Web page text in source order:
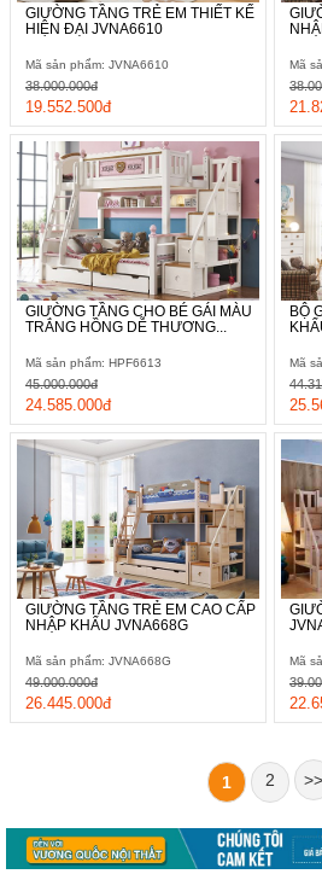
GIƯỜNG TẦNG TRẺ EM THIẾT KẾ
HIỆN ĐẠI JVNA6610
Mã sản phẩm: JVNA6610
19.552.500đ
38.000.000đ
Mã
GIƯỜNG TẦNG CHO BÉ GÁI MÀU
TRẮNG HỒNG DỄ THƯƠNG...
Mã sản phẩm: HPF6613
24.585.000đ
45.000.000đ
BỘ
Mã
GIƯỜNG TẦNG TRẺ EM CAO CẤP
NHẬP KHẨU JVNA668G
Mã sản phẩm: JVNA668G
26.445.000đ
49.000.000đ
Mã
1 2 >>